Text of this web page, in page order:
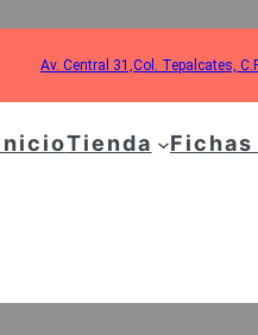
Av. Central 31,Col. Tepalcates,
Tienda